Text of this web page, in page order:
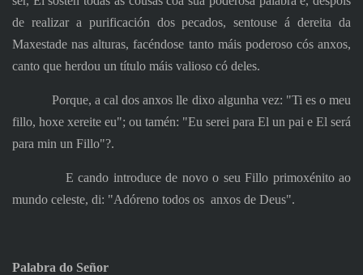
de realizar a purificación dos pecados, sentouse á dereita da
Maxestade nas alturas, facéndose tanto máis poderoso cós anxos,
canto que herdou un título máis valioso có deles.
Porque, a cal dos anxos lle dixo algunha vez: "Ti es o meu
fillo, hoxe xereite eu"; ou tamén: "Eu serei para El un pai e El será
para min un Fillo"?.
E cando introduce de novo o seu Fillo primoxénito ao
mundo celeste, di: "Adóreno todos os anxos de Deus".
Palabra do Señor